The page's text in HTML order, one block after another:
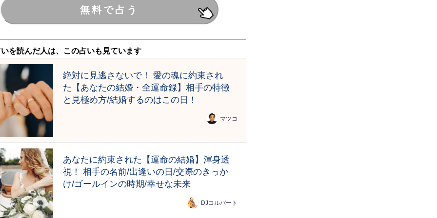
を読んだ人は、この占いも見ています
絶対に見逃さないで！ 愛の魂に約束され
た【あなたの結婚・全運命録】相手の特徴
と見極め方/結婚するのはこの日！
マツコ
あなたに約束された【運命の結婚】渾身透
視！ 相手の名前/出逢いの日/交際のきっか
け/ゴールインの時期/幸せな未来
DJコルバート